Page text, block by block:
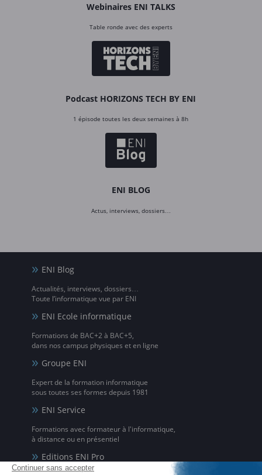
Webinaires ENI TALKS
Table ronde avec des experts
Podcast HORIZONS TECH BY ENI
1 épisode toutes les deux semaines à 8h
ENI BLOG
Actus, interviews, dossiers…
ENI Blog
Actualités, interviews, dossiers…
Toute l’informatique vue par ENI
ENI Ecole informatique
Formations de BAC+2 à BAC+5,
dans nos campus physiques et en ligne
Groupe ENI
Expert de la formation informatique
sous toutes ses formes depuis 1981
ENI Service
Formations avec formateur à l'informatique,
à distance ou en présentiel
Editions ENI Pro